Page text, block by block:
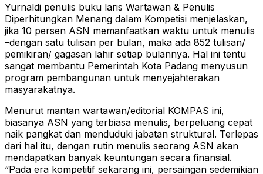
Yurnaldi penulis buku laris Wartawan & Penulis
Diperhitungkan Menang dalam Kompetisi menjelaskan,
jika 10 persen ASN memanfaatkan waktu untuk menulis
–dengan satu tulisan per bulan, maka ada 852 tulisan/
pemikiran/ gagasan lahir setiap bulannya. Hal ini tentu
sangat membantu Pemerintah Kota Padang menyusun
program pembangunan untuk menyejahterakan
masyarakatnya.
Menurut mantan wartawan/editorial KOMPAS ini,
biasanya ASN yang terbiasa menulis, berpeluang cepat
naik pangkat dan menduduki jabatan struktural. Terlepas
dari hal itu, dengan rutin menulis seorang ASN akan
mendapatkan banyak keuntungan secara finansial.
“Pada era kompetitif sekarang ini, persaingan sedemikian